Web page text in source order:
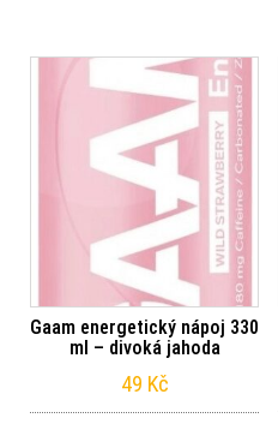
Gaam energetický nápoj 330
ml – divoká jahoda
49 Kč